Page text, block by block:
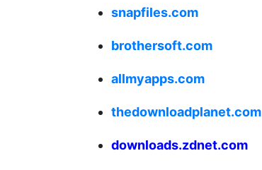
snapfiles.com
brothersoft.com
allmyapps.com
thedownloadplanet.com
downloads.zdnet.com